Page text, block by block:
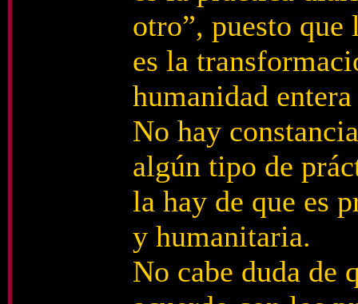
otro”, puesto
es la
humanidad
No hay
algún tipo de
la hay de que es
y humanitaria.
No cabe duda de